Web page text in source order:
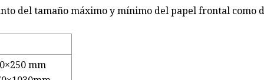
del tamaño máximo y mínimo del papel frontal como
mm